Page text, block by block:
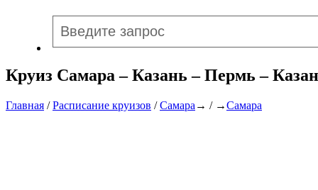
Круиз Самара – Казань – Пермь –
Главная /Расписание круизов /Самара → / →Самара